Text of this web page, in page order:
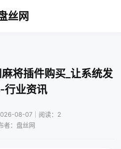
丝网
将插件购买_让系统发
行业资讯
08-07｜阅读：2
者：盘丝网